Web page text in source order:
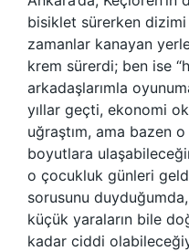
bisiklet sürerken dizimi
zamanlar kanayan
krem sürerdi; ben ise
arkadaşlarımla
yıllar geçti, ekonomi
uğraştım, ama bazen
boyutlara
o çocukluk günleri
sorusunu
küçük yaraların bile
kadar ciddi